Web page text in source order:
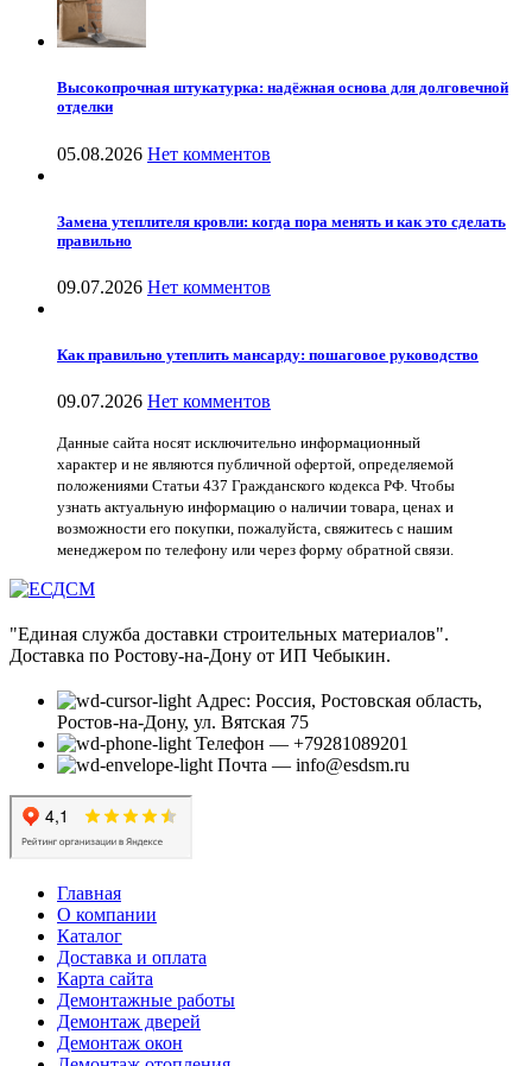
Высокопрочная штукатурка: надёжная основа для долговечной
отделки
05.08.2026 Нет комментов
Замена утеплителя кровли: когда пора менять и как это сделать
правильно
09.07.2026 Нет комментов
Как правильно утеплить мансарду: пошаговое руководство
09.07.2026 Нет комментов
Данные сайта носят исключительно информационный
характер и не являются публичной офертой, определяемой
положениями Статьи 437 Гражданского кодекса РФ. Чтобы
узнать актуальную информацию о наличии товара, ценах и
возможности его покупки, пожалуйста, свяжитесь с нашим
менеджером по телефону или через форму обратной связи.
"Единая служба доставки строительных материалов".
Доставка по Ростову-на-Дону от ИП Чебыкин.
Адрес: Россия, Ростовская область,
Ростов-на-Дону, ул. Вятская 75
Телефон — +79281089201
Почта — info@esdsm.ru
Главная
О компании
Каталог
Доставка и оплата
Карта сайта
Демонтажные работы
Демонтаж дверей
Демонтаж окон